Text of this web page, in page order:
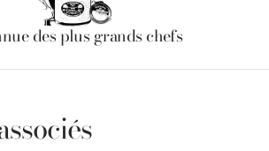
des plus grands chefs